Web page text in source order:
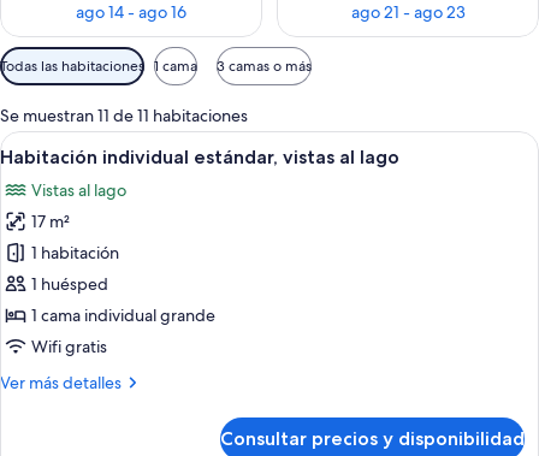
ago 14 - ago 16
ago 21 - ago 23
Filtros
disponibles
para
las
habitaciones
Todas las habitaciones 1 cama 3 camas o más
Se muestran 11 de 11 habitaciones
Abrir
todas
las
fotos
de
Habitación
individual
estándar,
al
Un dormitorio con cama de madera,
6
Habitación individual estándar, vistas al lago
Vistas al lago
17 m²
1 habitación
1 huésped
1 cama individual grande
Wifi gratis
Ver más detalles
Más
Consultar precios y disponibilidad